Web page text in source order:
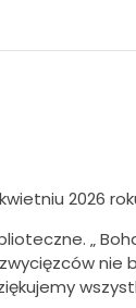
2026
„
nie